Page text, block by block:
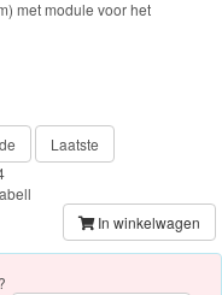
met module voor het
Laatste
In winkelwagen